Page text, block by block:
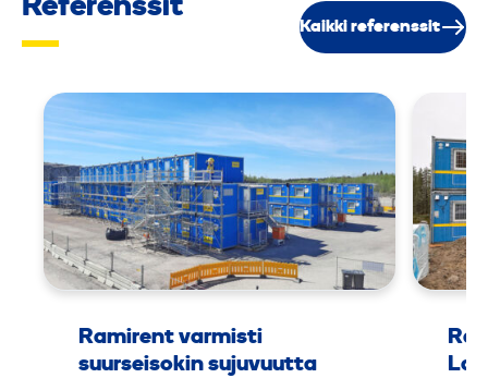
Referenssit
Kaikki referenssit
Ramirent varmisti
suurseisokin sujuvuutta